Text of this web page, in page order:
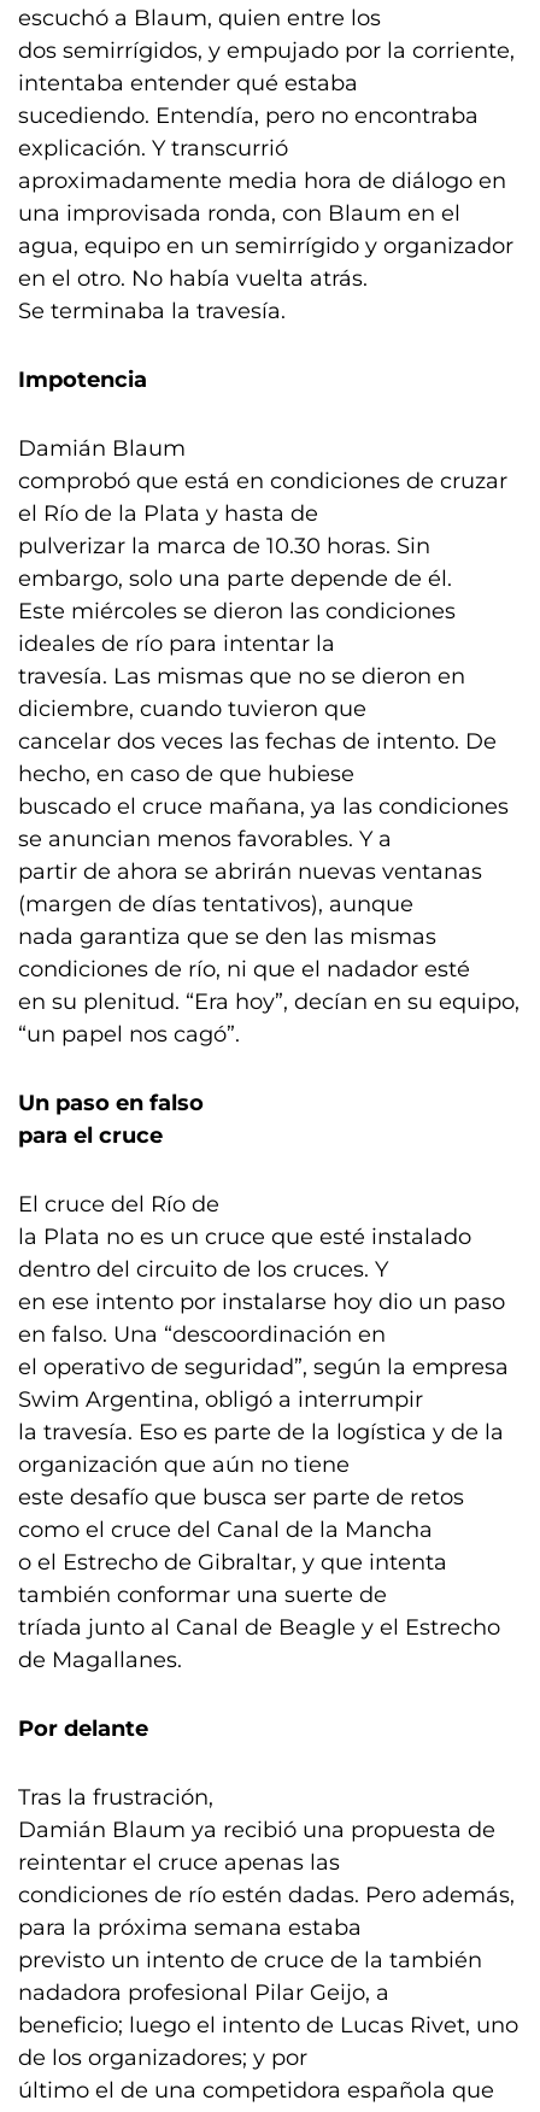
escuchó a Blaum, quien entre los
dos semirrígidos, y empujado por la corriente,
intentaba entender qué estaba
sucediendo. Entendía, pero no encontraba
explicación. Y transcurrió
aproximadamente media hora de diálogo en
una improvisada ronda, con Blaum en el
agua, equipo en un semirrígido y organizador
en el otro. No había vuelta atrás.
Se terminaba la travesía.
Impotencia
Damián Blaum
comprobó que está en condiciones de cruzar
el Río de la Plata y hasta de
pulverizar la marca de 10.30 horas. Sin
embargo, solo una parte depende de él.
Este miércoles se dieron las condiciones
ideales de río para intentar la
travesía. Las mismas que no se dieron en
diciembre, cuando tuvieron que
cancelar dos veces las fechas de intento. De
hecho, en caso de que hubiese
buscado el cruce mañana, ya las condiciones
se anuncian menos favorables. Y a
partir de ahora se abrirán nuevas ventanas
(margen de días tentativos), aunque
nada garantiza que se den las mismas
condiciones de río, ni que el nadador esté
en su plenitud. “Era hoy”, decían en su equipo,
“un papel nos cagó”.
Un paso en falso
para el cruce
El cruce del Río de
la Plata no es un cruce que esté instalado
dentro del circuito de los cruces. Y
en ese intento por instalarse hoy dio un paso
en falso. Una “descoordinación en
el operativo de seguridad”, según la empresa
Swim Argentina, obligó a interrumpir
la travesía. Eso es parte de la logística y de la
organización que aún no tiene
este desafío que busca ser parte de retos
como el cruce del Canal de la Mancha
o el Estrecho de Gibraltar, y que intenta
también conformar una suerte de
tríada junto al Canal de Beagle y el Estrecho
de Magallanes.
Por delante
Tras la frustración,
Damián Blaum ya recibió una propuesta de
reintentar el cruce apenas las
condiciones de río estén dadas. Pero además,
para la próxima semana estaba
previsto un intento de cruce de la también
nadadora profesional Pilar Geijo, a
beneficio; luego el intento de Lucas Rivet, uno
de los organizadores; y por
último el de una competidora española que